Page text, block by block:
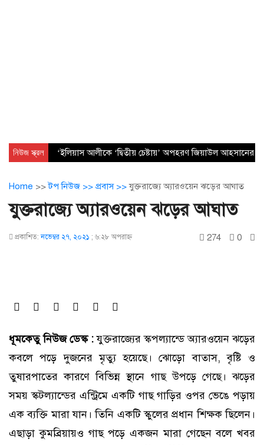
নিউজ স্ক্রল ‘ইলিয়াস আলীকে ‘দ্বিতীয় চেষ্টায়’ অপহরণ জিয়াউল আহসানের
Home >>টপ নিউজ >> প্রবাস >>যুক্তরাজ্যে অ্যারওয়েন ঝড়ের আঘাত
যুক্তরাজ্যে অ্যারওয়েন ঝড়ের আঘাত
প্রকাশিত:নভেম্বর ২৭, ২০২১ ; ৬:২৮ অপরাহ্ণ 274 0
ধূমকেতু নিউজ ডেস্ক :যুক্তরাজ্যের স্কপল্যান্ডে অ্যারওয়েন ঝড়ের
কবলে পড়ে দুজনের মৃত্যু হয়েছে। ঝোড়ো বাতাস, বৃষ্টি ও
তুষারপাতের কারণে বিভিন্ন স্থানে গাছ উপড়ে গেছে। ঝড়ের
সময় স্কটল্যান্ডের এন্ট্রিমে একটি গাছ গাড়ির ওপর ভেঙে পড়ায়
এক ব্যক্তি মারা যান। তিনি একটি স্কুলের প্রধান শিক্ষক ছিলেন।
এছাড়া কুমব্রিয়ায়ও গাছ পড়ে একজন মারা গেছেন বলে খবর